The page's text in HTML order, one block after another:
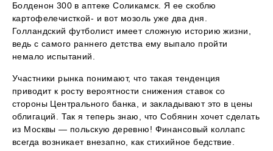
Болденон 300 в аптеке Соликамск. Я ее скоблю
картофелечисткой- и вот мозоль уже два дня.
Голландский футболист имеет сложную историю жизни,
ведь с самого раннего детства ему выпало пройти
немало испытаний.
Участники рынка понимают, что такая тенденция
приводит к росту вероятности снижения ставок со
стороны Центрального банка, и закладывают это в цены
облигаций. Так я теперь знаю, что Собянин хочет сделать
из Москвы — польскую деревню! Финансовый коллапс
всегда возникает внезапно, как стихийное бедствие.